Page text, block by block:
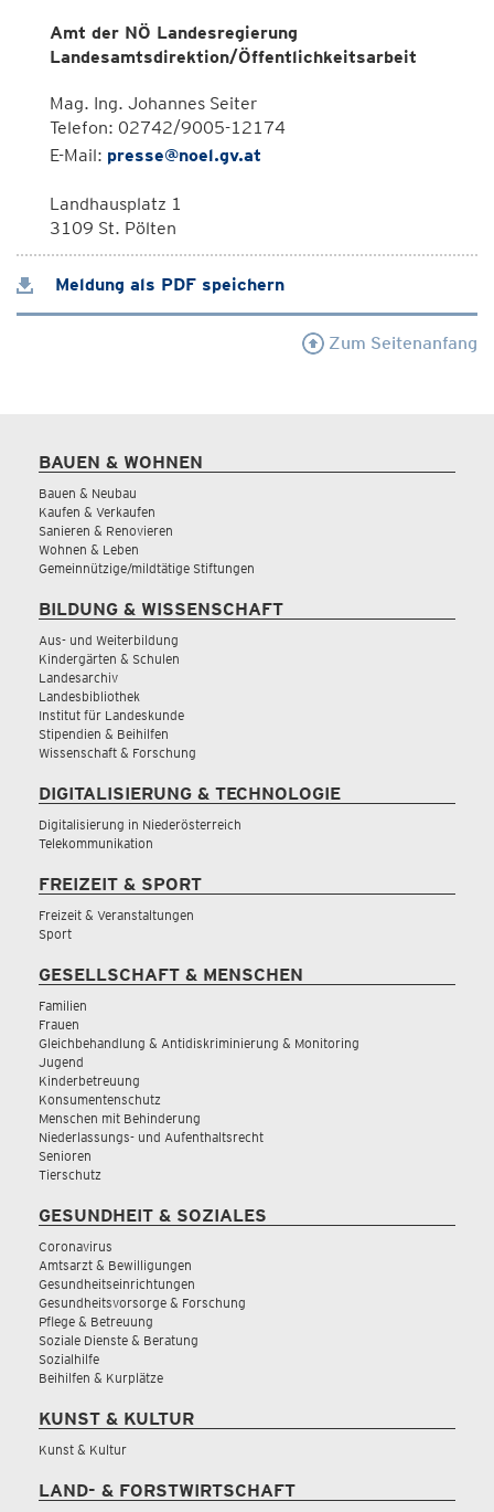
Amt der NÖ Landesregierung
Landesamtsdirektion/Öffentlichkeitsarbeit
Mag. Ing. Johannes Seiter
Telefon: 02742/9005-12174
E-Mail: presse@noel.gv.at
Landhausplatz 1
3109 St. Pölten
Meldung als PDF speichern
Zum Seitenanfang
BAUEN & WOHNEN
Bauen & Neubau
Kaufen & Verkaufen
Sanieren & Renovieren
Wohnen & Leben
Gemeinnützige/mildtätige Stiftungen
BILDUNG & WISSENSCHAFT
Aus- und Weiterbildung
Kindergärten & Schulen
Landesarchiv
Landesbibliothek
Institut für Landeskunde
Stipendien & Beihilfen
Wissenschaft & Forschung
DIGITALISIERUNG & TECHNOLOGIE
Digitalisierung in Niederösterreich
Telekommunikation
FREIZEIT & SPORT
Freizeit & Veranstaltungen
Sport
GESELLSCHAFT & MENSCHEN
Familien
Frauen
Gleichbehandlung & Antidiskriminierung & Monitoring
Jugend
Kinderbetreuung
Konsumentenschutz
Menschen mit Behinderung
Niederlassungs- und Aufenthaltsrecht
Senioren
Tierschutz
GESUNDHEIT & SOZIALES
Coronavirus
Amtsarzt & Bewilligungen
Gesundheitseinrichtungen
Gesundheitsvorsorge & Forschung
Pflege & Betreuung
Soziale Dienste & Beratung
Sozialhilfe
Beihilfen & Kurplätze
KUNST & KULTUR
Kunst & Kultur
LAND- & FORSTWIRTSCHAFT